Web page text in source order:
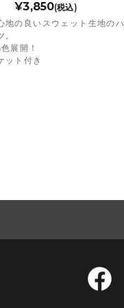
¥3,850(税込)
地の良いスウェット生地のハ
。
展開！
ット付き